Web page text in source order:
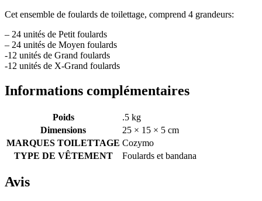
Cet ensemble de foulards de toilettage, comprend 4 grandeurs:
– 24 unités de Petit foulards
– 24 unités de Moyen foulards
-12 unités de Grand foulards
-12 unités de X-Grand foulards
Informations complémentaires
Poids
.5 kg
Dimensions
25 × 15 × 5 cm
MARQUES TOILETTAGE Cozymo
TYPE DE VÊTEMENT
Foulards et bandana
Avis